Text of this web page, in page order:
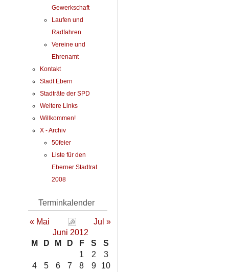
Gewerkschaft
Laufen und
Radfahren
Vereine und
Ehrenamt
Kontakt
Stadt Ebern
Stadträte der SPD
Weitere Links
Willkommen!
X - Archiv
50feier
Liste für den
Eberner Stadtrat
2008
Terminkalender
« Mai
Jul »
Juni 2012
M
D M D F S
S
1
2
3
4
5 6 7 8 9
10